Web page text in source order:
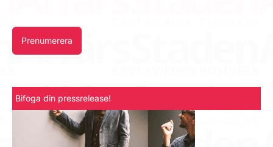
Prenumerera
Bifoga din pressrelease!